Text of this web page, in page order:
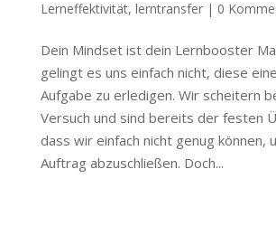
Lerneffektivität, lerntransfer| 0
Dein Mindset ist dein Lernbooster
gelingt es uns einfach nicht, diese
Aufgabe zu erledigen. Wir scheitern
Versuch und sind bereits der festen
dass wir einfach nicht genug können,
Auftrag abzuschließen. Doch...